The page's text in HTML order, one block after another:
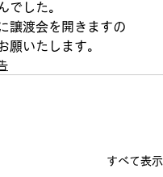
でした。
譲渡会を開きますの
願いたします。
すべて表示